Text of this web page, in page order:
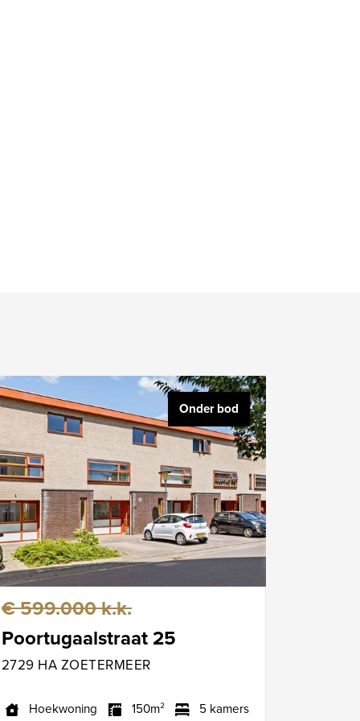
Onder bod
€ 599.000 k.k.
Poortugaalstraat 25
2729 HA ZOETERMEER
Hoekwoning 150m² 5 kamers